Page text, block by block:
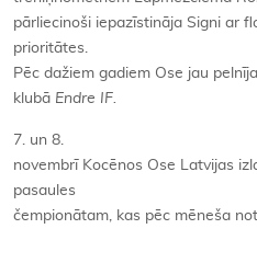
pārliecinoši iepazīstināja Signi ar
prioritātes.
Pēc dažiem gadiem Ose jau
klubā Endre IF.
7. un 8.
novembrī Kocēnos Ose Latvijas
pasaules
čempionātam, kas pēc mēneša